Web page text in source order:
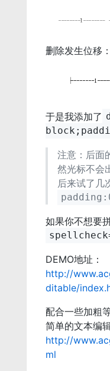
删除发生位移：
于是我添加了
注意：后面
然光标不会
后来试了几
如果你不想要
DEMO地址：
http://
ditable/
配合一些加粗
简单的文本编
http://
ml